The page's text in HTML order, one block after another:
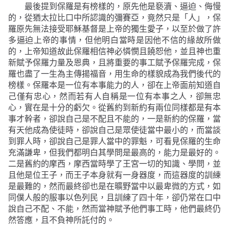
最後提到保羅是有榜樣的，原先他是褻瀆、逼迫、 侮慢
的，從猶太拉比口中所認識的彌賽亞，竟然只是「人」，保
羅原先無法接受耶穌基督是上帝的獨生愛子，以至於做了許
多逼迫上帝的事情，但他明白當時是因他不信的緣故所做
的，上帝知道故此保羅相信神必憐憫且饒恕他，並且神也重
新賦予保羅力量及恩典，且將重要的事工賦予保羅完成，保
羅也盡了一生為主傳揚福音，用生命的樣貌成為我們後代的
榜樣。保羅本是一位有本事能力的人，卻在上帝面前知道自
己僅有忠心，然而若有人自稱是一位有本事之人，卻無忠
心，實在是十分的虧欠。從舊約到新約有兩位同樣都是有本
事才幹者，卻說自己是不配且不能的，一是新約的保羅，當
有天他成為使徒時，卻說自己是眾使徒當中最小的，而當談
到罪人時，卻說自己是罪人當中的罪魁，可看見保羅的生命
充滿謙卑，但我們都明白其學問是最高的，能力是最好的。
二是舊約的摩西，摩西當時學了王宮一切的知識、學問，並
且他是位王子，而王子本身就有一身器度，而這器度的訓練
是最難的，然而最終卻也是在曠野當中以最卑微的方式，如
同僕人般的服事以色列民，且訓練了四十年，卻仍常在口中
說自己不配、不能，然而當神賦予他們事工時，他們最終仍
然答應，且不負神所託付的。